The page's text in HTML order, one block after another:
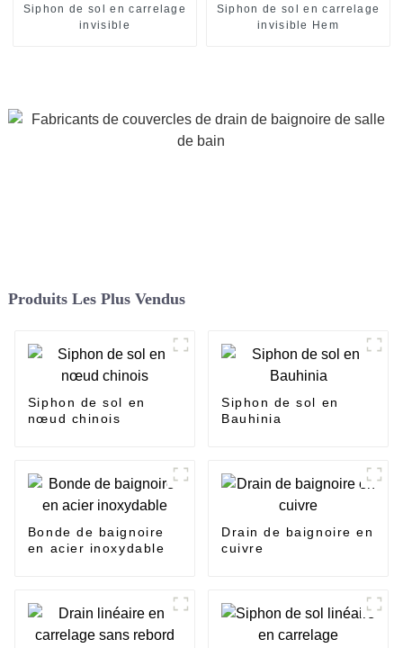
Siphon de sol en carrelage
invisible
Siphon de sol en carrelage
invisible Hem
Produits Les Plus Vendus
Siphon de sol en
nœud chinois
Siphon de sol en
Bauhinia
Bonde de baignoire
en acier inoxydable
Drain de baignoire en
cuivre